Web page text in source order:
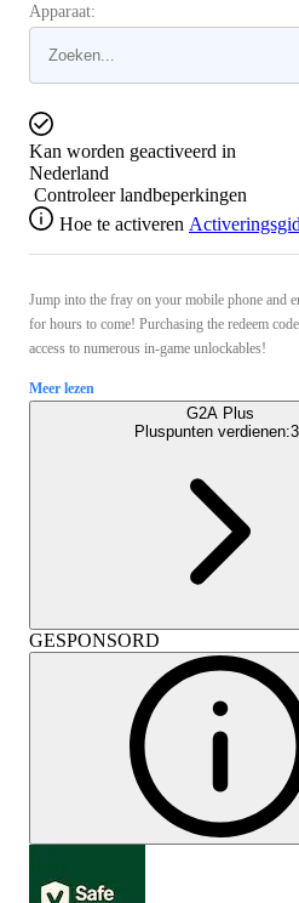
Apparaat:
Kan worden geactiveerd in
Nederland
Controleer landbeperkingen
Hoe te activeren
Jump into the fray on your mobile phone and
for hours to come! Purchasing the redeem
access to numerous in-game unlockables!
Meer lezen
G2A Plus
Pluspunten verdienen:
GESPONSORD